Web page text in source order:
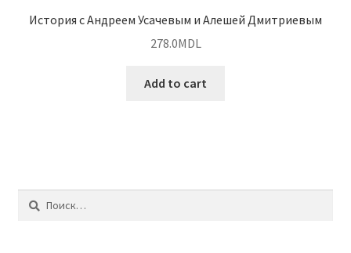
История с Андреем Усачевым и Алешей Дмитриевым
278.0MDL
Add to cart
Найти: